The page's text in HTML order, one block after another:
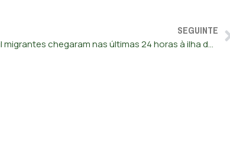
SEGUINTE
Mais de mil migrantes chegaram nas últimas 24 horas à ilha de Lampedusa